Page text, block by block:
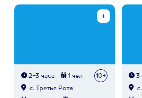
2-3 часа 1 чел 10+
с. Третья Рота
3